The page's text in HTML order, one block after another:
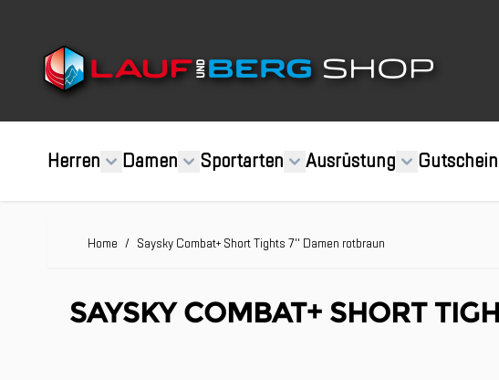
Herren Damen Sportarten Ausrüstung
Home / Saysky Combat+ Short Tights 7'' Damen rotbraun
SAYSKY COMBAT+ SHORT